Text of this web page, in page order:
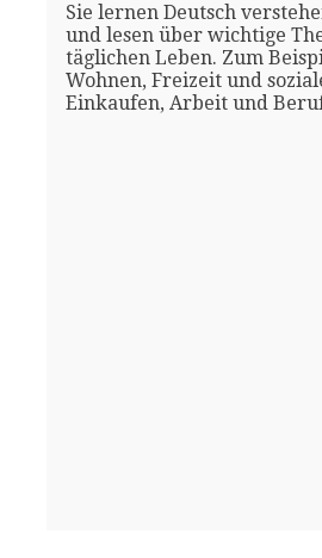
Sie lernen Deutsch
und lesen über wichtige
täglichen Leben. Zum
Wohnen, Freizeit und
Einkaufen, Arbeit und